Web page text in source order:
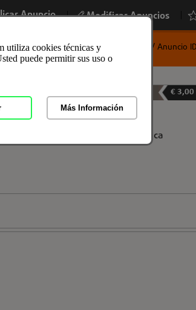
Anuncio | Modificar Anuncios
de Texto/Libros de Texto en Ourense
/ Anuncio
€ 3,00
Suma de Letras. 8º. 462 pgs. Rústica
utiliza cookies técnicas y
puede permitir sus uso o
Más Información